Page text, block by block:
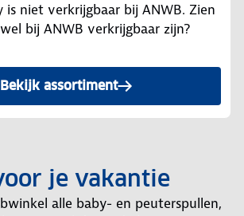
is niet verkrijgbaar bij ANWB. Zien
bij ANWB verkrijgbaar zijn?
Bekijk assortiment
je vakantie
alle baby- en peuterspullen,